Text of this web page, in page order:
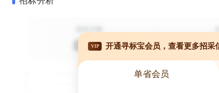
VIP 开通寻标宝会员，查看更多招采
单省会员